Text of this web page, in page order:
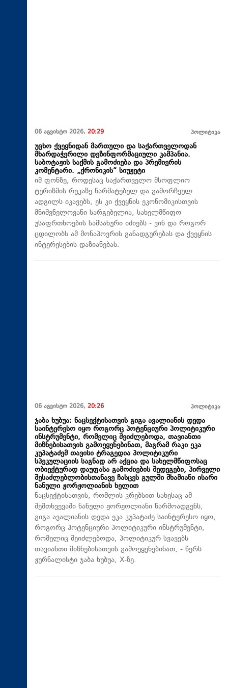
06 აგვისტო 2026, 20:29 პოლიტიკა
უცხო ქვეყნიდან მართული და საქართველოდან
მხარდაჭერილი დეზინფორმაციული კამპანია.
საბოტაჟის საქმის გამოძიება და პრემიერის
კომენტარი. „ქრონიკის“ სიუჟეტი
იმ ფონზე, როდესაც საქართველო მსოფლიო
ტურიზმის რუკაზე წარმატებულ და გამორჩეულ
ადგილს იკავებს, ეს კი ქვეყნის ეკონომიკისთვის
მნიშვნელოვანი სარგებელია, სახელმწიფო
უსაფრთხოების სამსახური იძიებს - ვინ და როგორ
ცდილობს ამ მონაპოვრის განადგურებას და ქვეყნის
ინტერესების დაზიანებას.
06 აგვისტო 2026, 20:26 პოლიტიკა
ჯაბა ხუბუა: ნაცსექტისათვის გიგა ავალიანის დედა
საინტერესო იყო როგორც პოტენციური პოლიტიკური
ინსტრუმენტი, რომელიც შეიძლებოდა, თავიანთი
მიზნებისათვის გამოეყენებინათ, მაგრამ რაკი ეკა
კუპატაძემ თავისი ტრაგედია პოლიტიკური
სპეკულაციის საგნად არ აქცია და სახელმწიფოსაც
ობიექტურად დაუფასა გამოძიების შედეგები, პირველი
შესაძლებლობისთანავე ჩასცეს გულში შხამიანი ისარი
ნანული ჟორჟოლიანის ხელით
ნაცსექტისათვის, რომლის კრებსით სახესაც ამ
შემთხვევაში ნანული ჟორჟოლიანი წარმოადგენს,
გიგა ავალიანის დედა ეკა კუპატაძე საინტერესო იყო,
როგორც პოტენციური პოლიტიკური ინსტრუმენტი,
რომელიც შეიძლებოდა, პოლიტიკურ სვავებს
თავიანთი მიზნებისათვის გამოეყენებინათ, - წერს
ჟურნალისტი ჯაბა ხუბუა, X-ზე.